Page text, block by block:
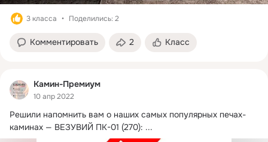
3 класса Поделились: 2
Комментировать 2 Класс
Камин-Премиум
10 апр 2022
Решили напомнить вам о наших самых популярных печах-
каминах — ВЕЗУВИЙ ПК-01 (270): ...